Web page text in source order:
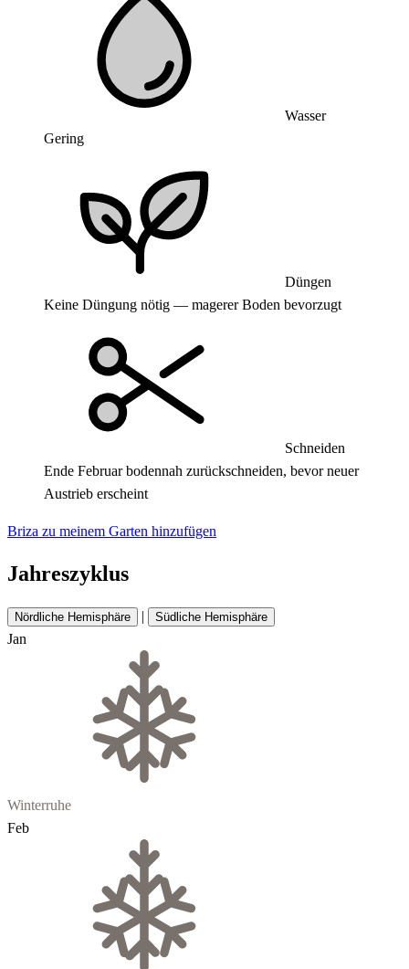
Wasser
Gering
Düngen
Keine Düngung nötig — magerer Boden bevorzugt
Schneiden
Ende Februar bodennah zurückschneiden, bevor neuer
Austrieb erscheint
Briza zu meinem Garten hinzufügen
Jahreszyklus
Nördliche Hemisphäre | Südliche Hemisphäre
Jan
Winterruhe
Feb